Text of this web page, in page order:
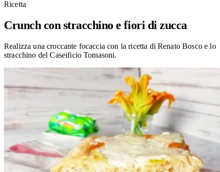
Ricetta
Crunch con stracchino e fiori di zucca
Realizza una croccante focaccia con la ricetta di Renato Bosco e lo
stracchino del Caseificio Tomasoni.